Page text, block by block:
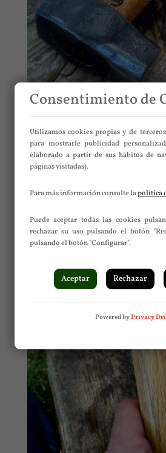
Consentimiento de
Utilizamos cookies propias y de
para mostrarle publicidad
elaborado a partir de sus hábitos de
páginas visitadas).
Para más información consulte lapolítica
Puede aceptar todas las cookies
rechazar su uso pulsando el botón
pulsando el botón "Configurar".
Aceptar Rechazar
Powered byPrivacy